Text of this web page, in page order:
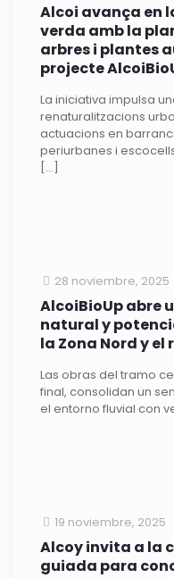
Alcoi avança en
verda amb la
arbres i plantes
projecte
La iniciativa impulsa
renaturalitzacions
actuacions en
periurbanes i
[…]
28 noviembre, 2025
AlcoiBioUp abre
natural y
la Zona Nord y el
Las obras del tramo
final, consolidan un
el entorno fluvial con
19 noviembre, 2025
Alcoy invita a la
guiada para